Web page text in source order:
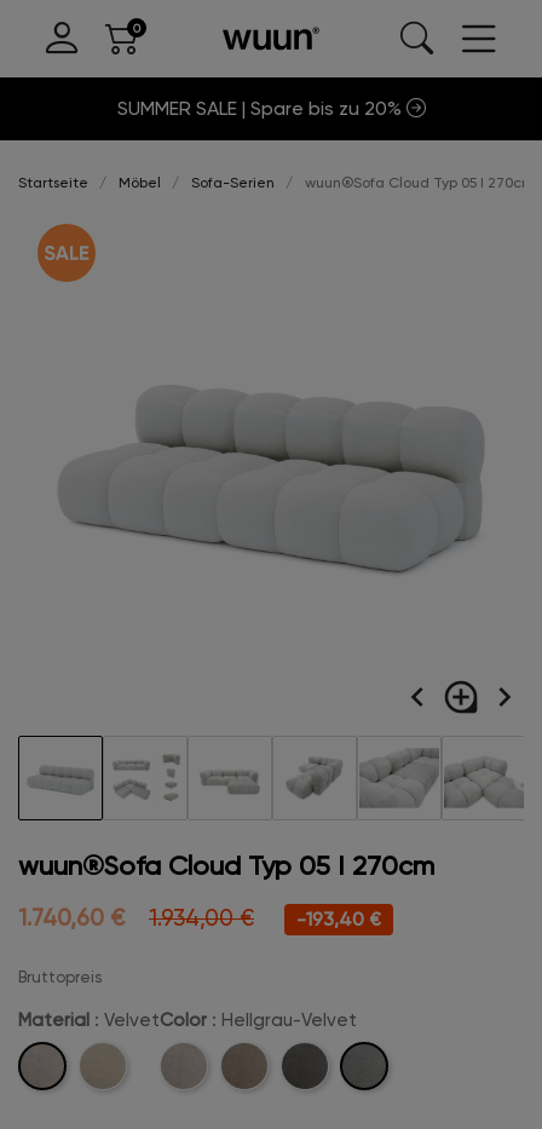
SUMMER SALE | Spare bis zu 20%
Startseite Möbel Sofa-Serien wuun®Sofa Cloud Typ 05 I 270cm
navigate_before loupe navigate_next
wuun®Sofa Cloud Typ 05 I 270cm
1.740,60 € 1.934,00 € -193,40 €
Bruttopreis
Material : Velvet
Velvet Boucle
Color : Hellgrau-Velvet
Beige-
Camel-Anthrazit-Hellgrau-
Velvet